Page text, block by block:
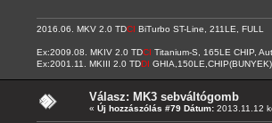
2016.06. MKV 2.0 TDCI BiTurbo ST-Line, 211LE, FULL
Ex:2009.08. MKIV 2.0 TDCI Titanium-S, 165LE CHIP,
Ex:2001.11. MKIII 2.0 TDDI
Válasz: MK3 sebváltógomb
« Új hozzászólás #79 Dátum: 2013.11.12